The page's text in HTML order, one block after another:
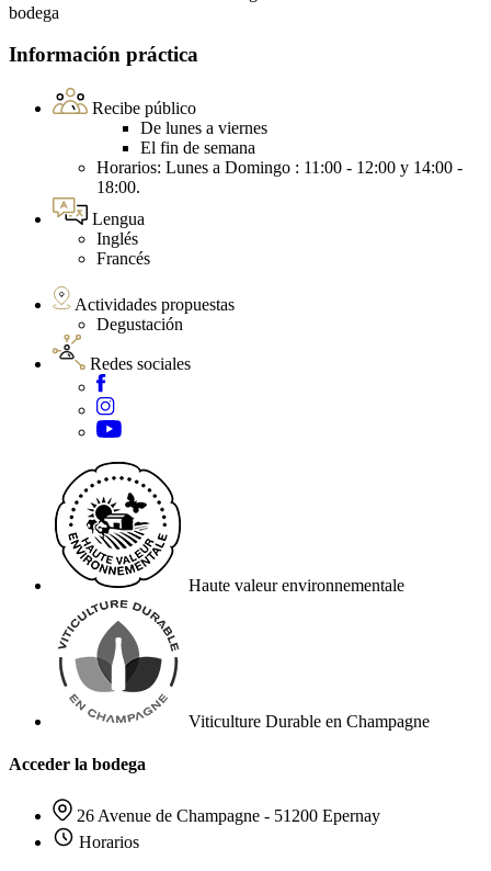
bodega
Información práctica
Recibe público
De lunes a viernes
El fin de semana
Horarios: Lunes a Domingo : 11:00 - 12:00 y 14:00 -
18:00.
Lengua
Inglés
Francés
Actividades propuestas
Degustación
Redes sociales
Haute valeur environnementale
Viticulture Durable en Champagne
Acceder la bodega
26 Avenue de Champagne - 51200 Epernay
Horarios